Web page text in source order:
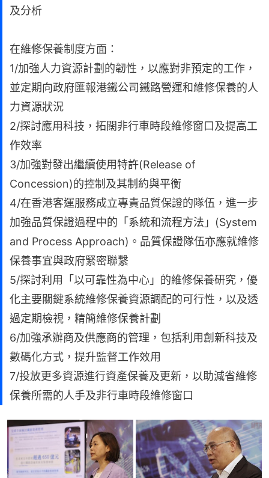
及分析
在維修保養制度方面：
1/加強人力資源計劃的韌性，以應對非預定的工作，
並定期向政府匯報港鐵公司鐵路營運和維修保養的人
力資源狀況
2/探討應用科技，拓闊非行車時段維修窗口及提高工
作效率
3/加強對發出繼續使用特許(Release of
Concession)的控制及其制約與平衡
4/在香港客運服務成立專責品質保證的隊伍，進一步
加強品質保證過程中的「系統和流程方法」(System
and Process Approach)。品質保證隊伍亦應就維修
保養事宜與政府緊密聯繫
5/探討利用「以可靠性為中心」的維修保養研究，優
化主要關鍵系統維修保養資源調配的可行性，以及透
過定期檢視，精簡維修保養計劃
6/加強承辦商及供應商的管理，包括利用創新科技及
數碼化方式，提升監督工作效用
7/投放更多資源進行資產保養及更新，以助減省維修
保養所需的人手及非行車時段維修窗口